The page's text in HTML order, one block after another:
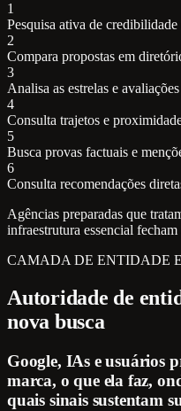
1
Pesquisa ativa de
2
Compara propostas em
3
Analisa as estrelas e
4
Consulta trajetos e
5
Busca provas factuais e
6
Consulta recomendações
Agências preparadas que
infraestrutura essencial
CAMADA DE ENTIDADE
Autoridade de
nova busca
Google, IAs e usuários
marca, o que ela faz,
quais sinais sustentam